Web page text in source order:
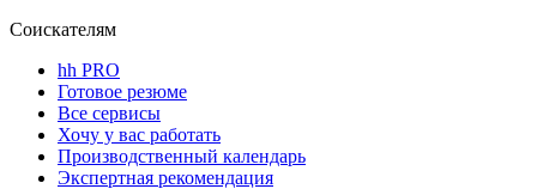
Соискателям
hh PRO
Готовое резюме
Все сервисы
Хочу у вас работать
Производственный календарь
Экспертная рекомендация